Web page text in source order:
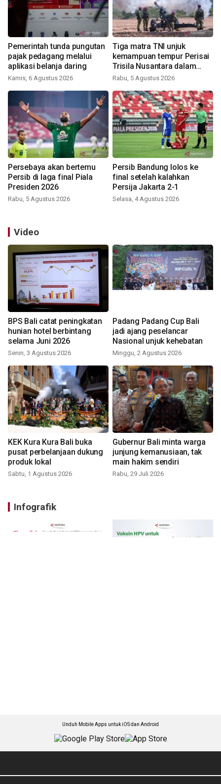
Pemerintah tunda pungutan
pajak pedagang melalui
aplikasi belanja daring
Kamis, 6 Agustus 2026
Tiga matra TNI unjuk
kemampuan tempur Perisai
Trisila Nusantara dalam
latihan di Kepri
Rabu, 5 Agustus 2026
Persebaya akan bertemu
Persib di laga final Piala
Presiden 2026
Rabu, 5 Agustus 2026
Persib Bandung lolos ke
final setelah kalahkan
Persija Jakarta 2-1
Selasa, 4 Agustus 2026
Video
BPS Bali catat peningkatan
hunian hotel berbintang
selama Juni 2026
Senin, 3 Agustus 2026
Padang Padang Cup Bali
jadi ajang peselancar
Nasional unjuk kehebatan
Minggu, 2 Agustus 2026
KEK Kura Kura Bali buka
pusat perbelanjaan dukung
produk lokal
Sabtu, 1 Agustus 2026
Gubernur Bali minta warga
junjung kemanusiaan, tak
main hakim sendiri
Rabu, 29 Juli 2026
Infografik
Unduh Mobile Apps untuk iOS dan Android